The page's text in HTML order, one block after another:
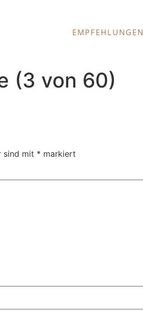
EMPFEHLUNGEN
(3 von 60)
sind mit * markiert